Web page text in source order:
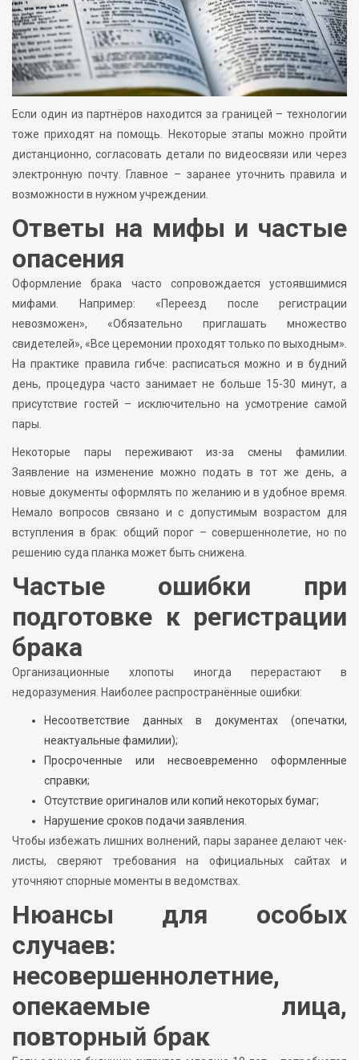
Если один из партнёров находится за границей – технологии
тоже приходят на помощь. Некоторые этапы можно пройти
дистанционно, согласовать детали по видеосвязи или через
электронную почту. Главное – заранее уточнить правила и
возможности в нужном учреждении.
Ответы на мифы и частые
опасения
Оформление брака часто сопровождается устоявшимися
мифами. Например: «Переезд после регистрации
невозможен», «Обязательно приглашать множество
свидетелей», «Все церемонии проходят только по выходным».
На практике правила гибче: расписаться можно и в будний
день, процедура часто занимает не больше 15-30 минут, а
присутствие гостей – исключительно на усмотрение самой
пары.
Некоторые пары переживают из-за смены фамилии.
Заявление на изменение можно подать в тот же день, а
новые документы оформлять по желанию и в удобное время.
Немало вопросов связано и с допустимым возрастом для
вступления в брак: общий порог – совершеннолетие, но по
решению суда планка может быть снижена.
Частые ошибки при
подготовке к регистрации
брака
Организационные хлопоты иногда перерастают в
недоразумения. Наиболее распространённые ошибки:
Несоответствие данных в документах (опечатки,
неактуальные фамилии);
Просроченные или несвоевременно оформленные
справки;
Отсутствие оригиналов или копий некоторых бумаг;
Нарушение сроков подачи заявления.
Чтобы избежать лишних волнений, пары заранее делают чек-
листы, сверяют требования на официальных сайтах и
уточняют спорные моменты в ведомствах.
Нюансы для особых
случаев:
несовершеннолетние,
опекаемые лица,
повторный брак